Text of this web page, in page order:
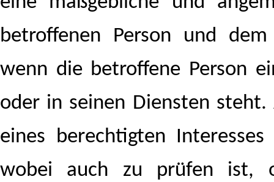
betroffenen Person und
wenn die betroffene Person
oder in seinen Diensten
eines berechtigten
wobei auch zu prüfen ist,